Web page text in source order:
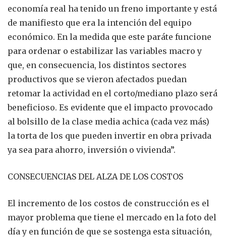
economía real ha tenido un freno importante y está
de manifiesto que era la intención del equipo
económico. En la medida que este paráte funcione
para ordenar o estabilizar las variables macro y
que, en consecuencia, los distintos sectores
productivos que se vieron afectados puedan
retomar la actividad en el corto/mediano plazo será
beneficioso. Es evidente que el impacto provocado
al bolsillo de la clase media achica (cada vez más)
la torta de los que pueden invertir en obra privada
ya sea para ahorro, inversión o vivienda”.
CONSECUENCIAS DEL ALZA DE LOS COSTOS
El incremento de los costos de construcción es el
mayor problema que tiene el mercado en la foto del
día y en función de que se sostenga esta situación,